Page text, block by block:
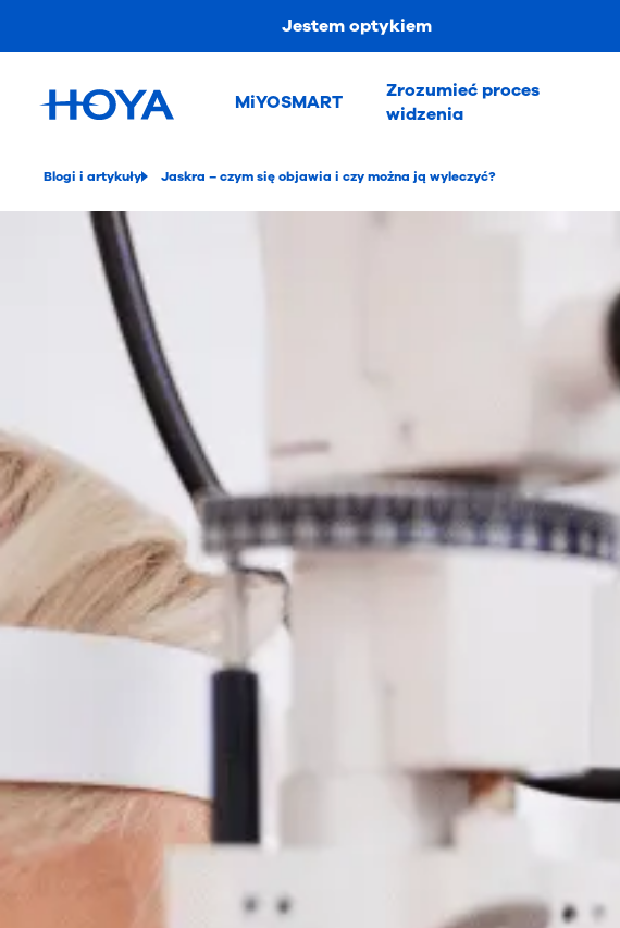
Jestem optykiem
MiYOSMART
Zrozumieć proces
widzenia
Blogi i artykuły Jaskra – czym się objawia i czy można ją wyleczyć?